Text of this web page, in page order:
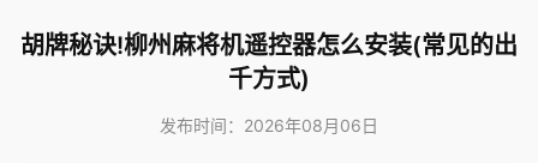
胡牌秘诀!柳州麻将机遥控器怎么安装(常见的出
千方式)
发布时间：2026年08月06日